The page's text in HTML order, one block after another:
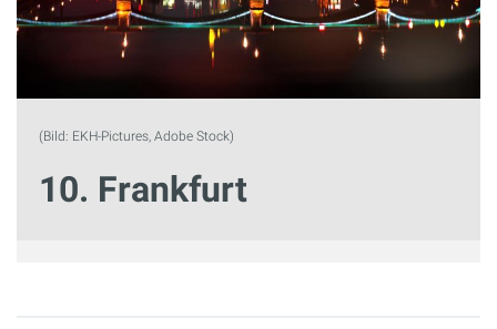
(Bild: EKH-Pictures, Adobe Stock)
10. Frankfurt